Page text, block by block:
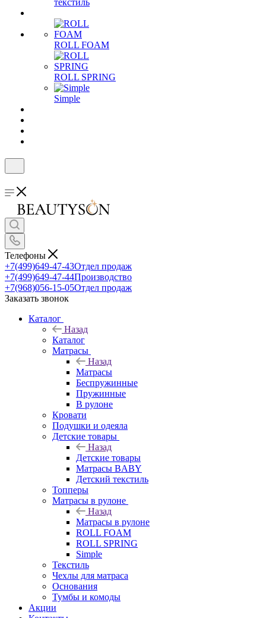
текстиль
ROLL FOAM
ROLL SPRING
Simple
Телефоны
+7(499)649-47-43Отдел продаж
+7(499)649-47-44Производство
+7(968)056-15-05Отдел продаж
Заказать звонок
Каталог
Назад
Каталог
Матрасы
Назад
Матрасы
Беспружинные
Пружинные
В рулоне
Кровати
Подушки и одеяла
Детские товары
Назад
Детские товары
Матрасы BABY
Детский текстиль
Топперы
Матрасы в рулоне
Назад
Матрасы в рулоне
ROLL FOAM
ROLL SPRING
Simple
Текстиль
Чехлы для матраса
Основания
Тумбы и комоды
Акции